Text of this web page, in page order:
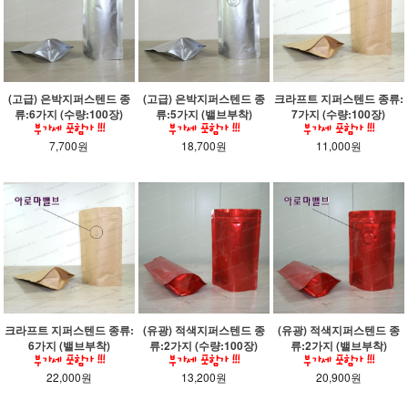
(고급) 은박지퍼스텐드 종
류:6가지 (수량:100장)
7,700원
(고급) 은박지퍼스텐드 종
류:5가지 (밸브부착)
18,700원
크라프트 지퍼스텐드 종류:
7가지 (수량:100장)
11,000원
크라프트 지퍼스텐드 종류:
6가지 (밸브부착)
22,000원
(유광) 적색지퍼스텐드 종
류:2가지 (수량:100장)
13,200원
(유광) 적색지퍼스텐드 종
류:2가지 (밸브부착)
20,900원